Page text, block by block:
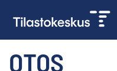
OTOS